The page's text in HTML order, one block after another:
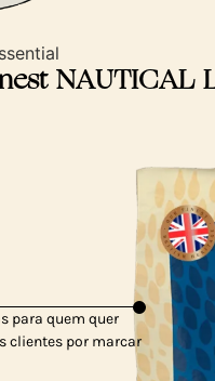
NAUTICAL
para quem quer
clientes por marcar